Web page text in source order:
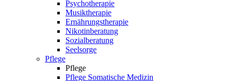
Psychotherapie
Musiktherapie
Ernährungstherapie
Nikotinberatung
Sozialberatung
Seelsorge
Pflege
Pflege
Pflege Somatische Medizin